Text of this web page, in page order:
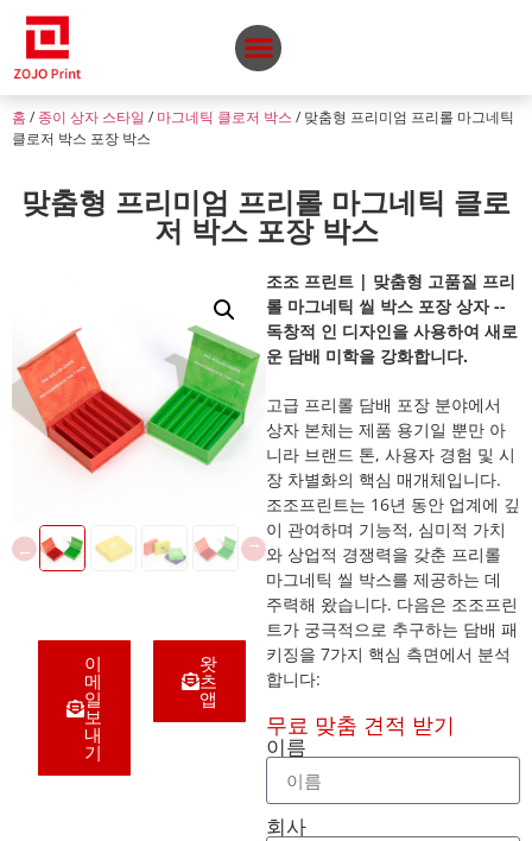
홈 / 종이 상자 스타일 / 마그네틱 클로저 박스 / 맞춤형 프리미엄 프리롤 마그네틱
클로저 박스 포장 박스
맞춤형 프리미엄 프리롤 마그네틱 클로
저 박스 포장 박스
이
메
일
보
내
기
왓
츠
앱
조조 프린트 | 맞춤형 고품질 프리
롤 마그네틱 씰 박스 포장 상자 --
독창적 인 디자인을 사용하여 새로
운 담배 미학을 강화합니다.
고급 프리롤 담배 포장 분야에서
상자 본체는 제품 용기일 뿐만 아
니라 브랜드 톤, 사용자 경험 및 시
장 차별화의 핵심 매개체입니다.
조조프린트는 16년 동안 업계에 깊
이 관여하며 기능적, 심미적 가치
와 상업적 경쟁력을 갖춘 프리롤
마그네틱 씰 박스를 제공하는 데
주력해 왔습니다. 다음은 조조프린
트가 궁극적으로 추구하는 담배 패
키징을 7가지 핵심 측면에서 분석
합니다:
무료 맞춤 견적 받기
이름
회사